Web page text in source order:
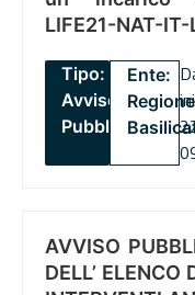
LIFE21-NAT-IT-
Tipo:
Avviso
Pubblico
Ente:
Regione
AVVISO
DELL’ ELENCO